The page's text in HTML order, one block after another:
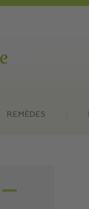
REMÈDES